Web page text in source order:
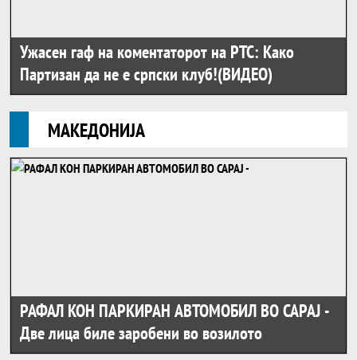
Ужасен гаф на коментаторот на РТС: Како
Партизан да не е српски клуб!(ВИДЕО)
МакедонијаМАКЕДОНИЈА
РАФАЛ КОН ПАРКИРАН АВТОМОБИЛ ВО САРАЈ -
Две лица биле заробени во возилото